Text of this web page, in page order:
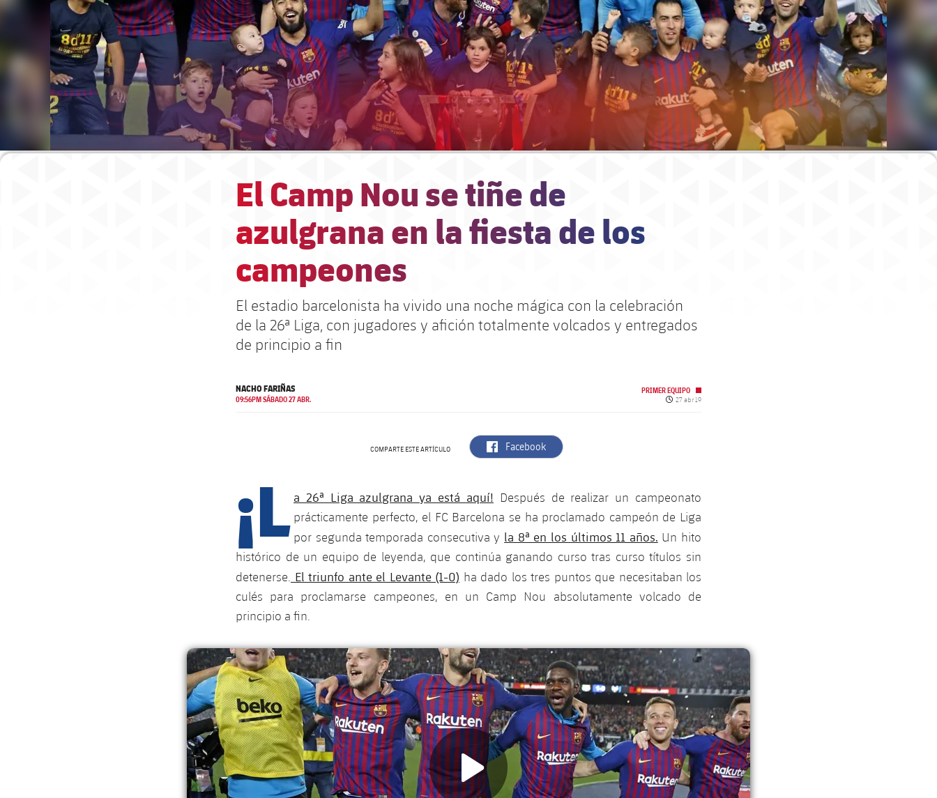
El Camp Nou se tiñe de
azulgrana en la fiesta de los
campeones
El estadio barcelonista ha vivido una noche mágica con la celebración
de la 26ª Liga, con jugadores y afición totalmente volcados y entregados
de principio a fin
NACHO FARIÑAS
09:56PM SÁBADO 27 ABR.
PRIMER EQUIPO
Fecha de publicación
27 abr 19
COMPARTE ESTE ARTÍCULO label.aria.facebook
Facebook
¡L a 26ª Liga azulgrana ya está aquí! Después de realizar un campeonato
prácticamente perfecto, el FC Barcelona se ha proclamado campeón de Liga
por segunda temporada consecutiva y la 8ª en los últimos 11 años. Un hito
histórico de un equipo de leyenda, que continúa ganando curso tras curso títulos sin
detenerse. El triunfo ante el Levante (1-0) ha dado los tres puntos que necesitaban los
culés para proclamarse campeones, en un Camp Nou absolutamente volcado de
principio a fin.